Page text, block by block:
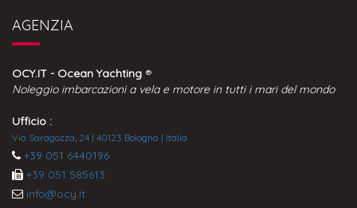
AGENZIA
OCY.IT - Ocean Yachting ®
Noleggio imbarcazioni a vela e motore in tutti i mari del mondo
Ufficio :
Via Saragozza, 24 | 40123 Bologna | Italia
+39 051 6440196
+39 051 585613
info@ocy.it